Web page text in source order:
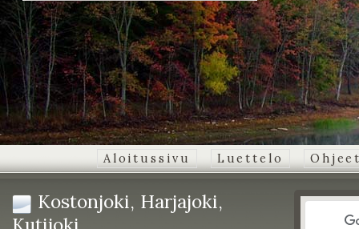
Aloitussivu Luettelo
Kostonjoki, Harjajoki,
Kutijoki